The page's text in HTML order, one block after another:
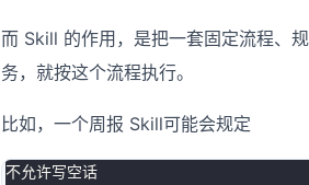
而 Skill 的作用，是把一套固定流程、
务，就按这个流程执行。
比如，一个周报 Skill可能会规定
不允许写空话